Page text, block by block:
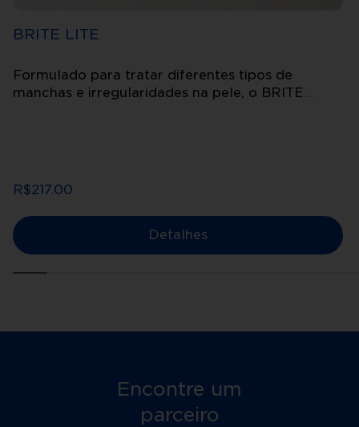
BRITE LITE
Formulado para tratar diferentes tipos de
manchas e irregularidades na pele, o BRITE
deixando a pele mais homogênea e radiante.
R$217.00
Detalhes
Encontre um
parceiro